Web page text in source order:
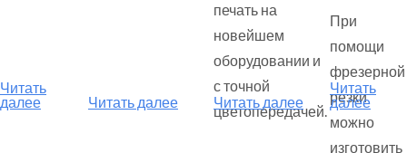
Читать
далее
Читать далее
печать на
новейшем
оборудовании и
с точной
цветопередачей.
Читать далее
При
помощи
фрезерной
резки
можно
изготовить
Читать
далее